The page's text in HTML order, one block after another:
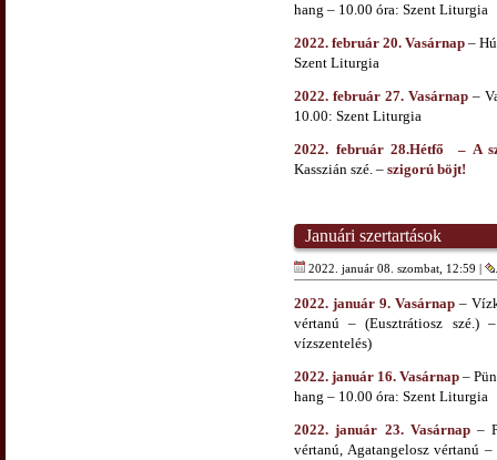
hang – 10.00 óra: Szent Liturgia
2022. február 20. Vasárnap –
Szent Liturgia
2022. február 27. Vasárnap–
10.00: Szent Liturgia
2022. február 28.Hétfő – A
Kasszián szé. – szigorú böjt!
Januári szertartások
2022. január 08. szombat, 12:59 |
2022. január 9. Vasárnap –
vértanú – (Eusztrátiosz
vízszentelés)
2022. január 16. Vasárnap –
hang – 10.00 óra: Szent Liturgia
2022. január 23. Vasárnap–
vértanú, Agatangelosz vértanú